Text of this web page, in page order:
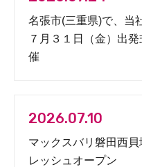
名張市(三重県)で、当
７月３１日（金）出
催
2026.07.10
マックスバリ磐田西
レッシュオープン